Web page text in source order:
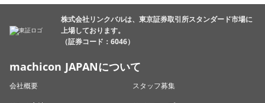
株式会社リンクバルは、東京証券取引所スタンダード市場に
上場しております。
（証券コード：6046）
machicon JAPANについて
会社概要
スタッフ募集